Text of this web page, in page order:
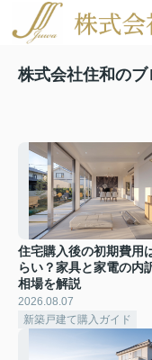
株式会社住和の
住宅購入後の初期費用
らい？家具と家電の内
相場を解説
2026.08.07
新築戸建て購入ガイド